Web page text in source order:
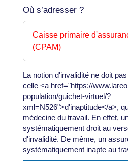
Où s’adresser ?
Caisse primaire
(CPAM)
La notion d'invalidité ne doit
celle <a href="https://
population/guichet-virtuel/?
xml=N526">d'inaptitude</a>,
médecine du travail. En effet,
systématiquement droit au
d'invalidité. De même, un
systématiquement inapte au